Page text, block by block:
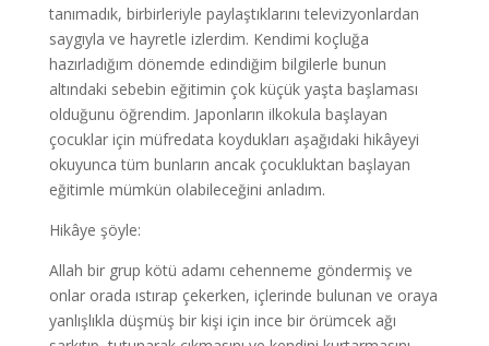
tanımadık, birbirleriyle paylaştıklarını televizyonlardan
saygıyla ve hayretle izlerdim. Kendimi koçluğa
hazırladığım dönemde edindiğim bilgilerle bunun
altındaki sebebin eğitimin çok küçük yaşta başlaması
olduğunu öğrendim. Japonların ilkokula başlayan
çocuklar için müfredata koydukları aşağıdaki hikâyeyi
okuyunca tüm bunların ancak çocukluktan başlayan
eğitimle mümkün olabileceğini anladım.
Hikâye şöyle:
Allah bir grup kötü adamı cehenneme göndermiş ve
onlar orada ıstırap çekerken, içlerinde bulunan ve oraya
yanlışlıkla düşmüş bir kişi için ince bir örümcek ağı